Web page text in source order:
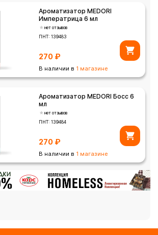
Ароматизатор MEDORI
Императрица 6 мл
нет отзывов
ПНТ:139483
270 ₽
В наличии в 1 магазине
Ароматизатор MEDORI Босс 6
мл
нет отзывов
ПНТ:139484
270 ₽
В наличии в 1 магазине